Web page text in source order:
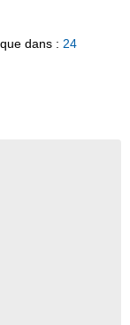
dans : 24